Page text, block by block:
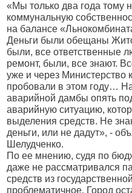
«Мы только два года тому
коммунальную
на балансе
Деньги были обещаны
были, все ответственные
ремонт, были, все знают.
уже и через Министерство
пробовали в этом году…
аварийной дамбы опять
аварийную ситуацию,
выделения средств. Не
деньги, или не дадут», -
Шелудченко.
По ее мнению, судя по
даже не рассматривался
средств из
проблематичное. Город